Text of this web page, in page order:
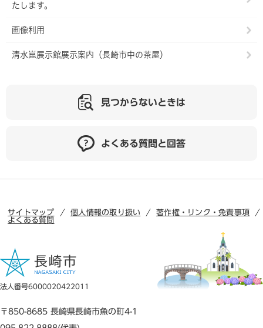
たします。
画像利用
清水崑展示館展示案内（長崎市中の茶屋）
見つからないときは
よくある質問と回答
サイトマップ 個人情報の取り扱い
著作権・リンク・免責事項
よくある質問
法人番号6000020422011
〒850-8685 長崎県長崎市魚の町4-1